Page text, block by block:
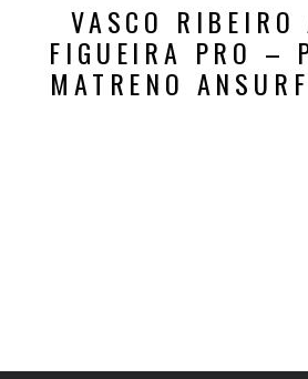
VASCO RIBEIRO
FIGUEIRA PRO –
MATRENO